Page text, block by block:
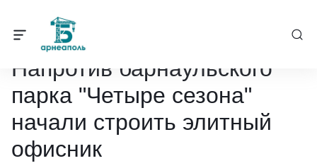
Барнеаполь / Напротив барнаульского парка "Четыре
Напротив барнаульского
парка "Четыре сезона"
начали строить элитный
офисник